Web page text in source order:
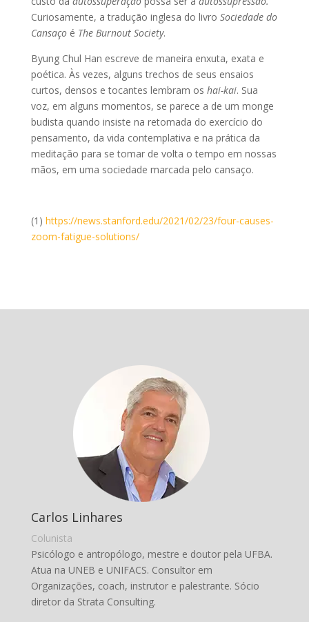
Curiosamente, a tradução inglesa do livro Sociedade do
Cansaçoé The Burnout Society.
Byung Chul Han escreve de maneira enxuta, exata e
poética. Às vezes, alguns trechos de seus ensaios
curtos, densos e tocantes lembram os hai-kai. Sua
voz, em alguns momentos, se parece a de um monge
budista quando insiste na retomada do exercício do
pensamento, da vida contemplativa e na prática da
meditação para se tomar de volta o tempo em nossas
mãos, em uma sociedade marcada pelo cansaço.
(1) https://news.stanford.edu/2021/02/23/four-causes-
zoom-fatigue-solutions/
Carlos Linhares
Colunista
Psicólogo e antropólogo, mestre e doutor pela UFBA.
Atua na UNEB e UNIFACS. Consultor em
Organizações, coach, instrutor e palestrante. Sócio
diretor da Strata Consulting.